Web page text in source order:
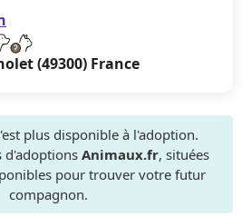
(49300) France
plus disponible à l'adoption.
d'adoptions Animaux.fr, situées
pour trouver votre futur
compagnon.